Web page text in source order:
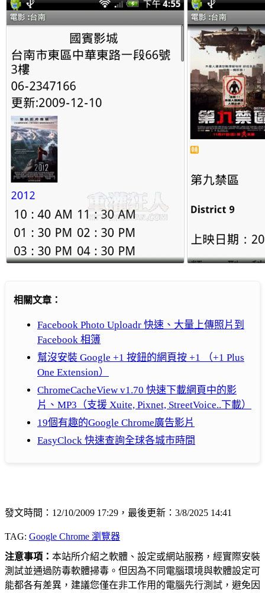
相關文章：
Facebook Photo Uploadr 快速、大量上傳照片到
Facebook 相簿
幫沒安裝 Google +1 按鈕的網頁按 +1 （+1 Plus
One Extension）
ChromeCacheView v1.70 快速下載網頁中的影
片、MP3（支援 Xuite, Pixnet, StreetVoice..下載）
19個有趣的Google Chrome廣告影片
EasyClock 快速查詢全球各城市時間
發文時間：12/10/2009 17:29，最後更新：3/8/2025 14:41
TAG: Google Chrome 瀏覽器
注意事項： 本站所介紹之軟體、設定或網站服務，經實際安裝
測試並通過防毒軟體掃毒。但因為不同電腦環境與軟體設定可
能都各有差異，建議您僅在非工作用的電腦先行測試，避免因